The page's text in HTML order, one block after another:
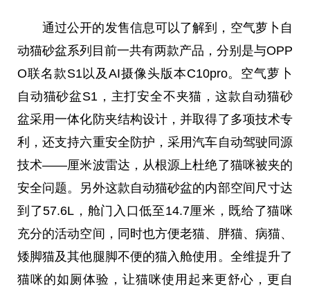
通过公开的发售信息可以了解到，空气萝卜自
动猫砂盆系列目前一共有两款产品，分别是与OPP
O联名款S1以及AI摄像头版本C10pro。空气萝卜
自动猫砂盆S1，主打安全不夹猫，这款自动猫砂
盆采用一体化防夹结构设计，并取得了多项技术专
利，还支持六重安全防护，采用汽车自动驾驶同源
技术——厘米波雷达，从根源上杜绝了猫咪被夹的
安全问题。另外这款自动猫砂盆的内部空间尺寸达
到了57.6L，舱门入口低至14.7厘米，既给了猫咪
充分的活动空间，同时也方便老猫、胖猫、病猫、
矮脚猫及其他腿脚不便的猫入舱使用。全维提升了
猫咪的如厕体验，让猫咪使用起来更舒心，更自